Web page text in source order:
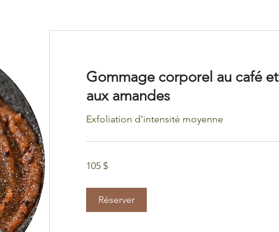
Gommage corporel au café et
aux amandes
Exfoliation d'intensité moyenne
canadiens
105 $
Réserver